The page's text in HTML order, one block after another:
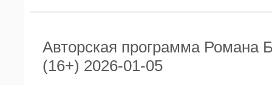
Авторская программа Романа
(16+) 2026-01-05